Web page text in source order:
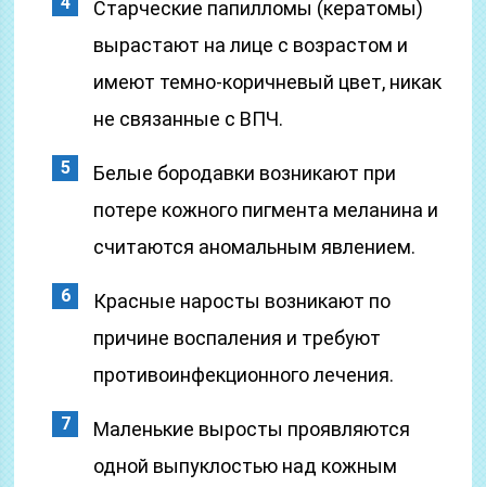
Старческие папилломы (кератомы)
вырастают на лице с возрастом и
имеют темно-коричневый цвет, никак
не связанные с ВПЧ.
Белые бородавки возникают при
потере кожного пигмента меланина и
считаются аномальным явлением.
Красные наросты возникают по
причине воспаления и требуют
противоинфекционного лечения.
Маленькие выросты проявляются
одной выпуклостью над кожным